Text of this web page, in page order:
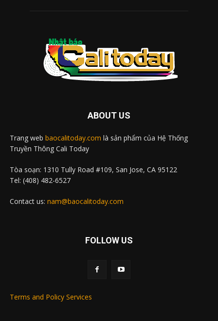
ABOUT US
Trang web baocalitoday.com là sản phẩm của Hệ Thống
Truyền Thông Cali Today
Tòa soạn: 1310 Tully Road #109, San Jose, CA 95122
Tel: (408) 482-6527
Contact us: nam@baocalitoday.com
FOLLOW US
Terms and Policy Services